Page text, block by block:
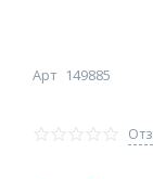
Арт 149885